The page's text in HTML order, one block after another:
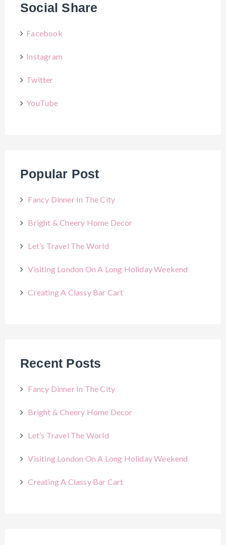
Social Share
Facebook
Instagram
Twitter
YouTube
Popular Post
Fancy Dinner In The City
Bright & Cheery Home Decor
Let’s Travel The World
Visiting London On A Long Holiday Weekend
Creating A Classy Bar Cart
Recent Posts
Fancy Dinner In The City
Bright & Cheery Home Decor
Let’s Travel The World
Visiting London On A Long Holiday Weekend
Creating A Classy Bar Cart